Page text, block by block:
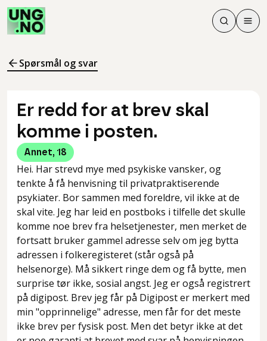
Søk
Søk
Meny
Spørsmål og svar
Er redd for at brev skal
komme i posten.
Annet, 18
Hei. Har strevd mye med psykiske vansker, og
tenkte å få henvisning til privatpraktiserende
psykiater. Bor sammen med foreldre, vil ikke at de
skal vite. Jeg har leid en postboks i tilfelle det skulle
komme noe brev fra helsetjenester, men merket de
fortsatt bruker gammel adresse selv om jeg bytta
adressen i folkeregisteret (står også på
helsenorge). Må sikkert ringe dem og få bytte, men
surprise tør ikke, sosial angst. Jeg er også registrert
på digipost. Brev jeg får på Digipost er merkert med
min "opprinnelige" adresse, men får for det meste
ikke brev per fysisk post. Men det betyr ikke at det